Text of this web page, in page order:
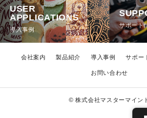
番号・電子メールアドレス等、個人を特定で
ます。
７．変更について
いつでも変更されることがございます。
USER
APPLICATIONS
導入事例
サポート
会社案内 製品紹介 導入事例 サポー
お問い合わせ
© 株式会社マスターマイン